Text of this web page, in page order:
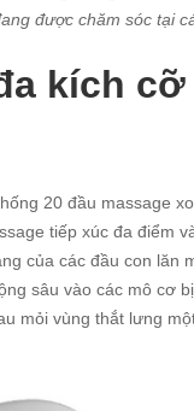
được chăm sóc tại
kích
20 đầu massage
tiếp xúc đa điểm
của các đầu con lăn
sâu vào các mô cơ
mỏi vùng thắt lưng